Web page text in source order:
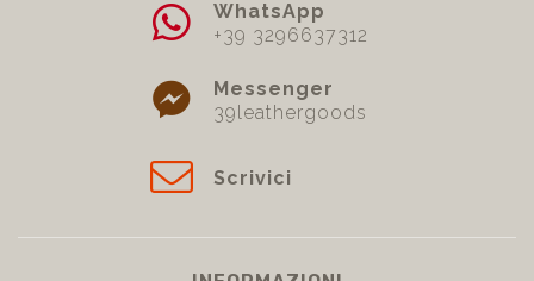
WhatsApp
+39 3296637312
Messenger
39leathergoods
Scrivici